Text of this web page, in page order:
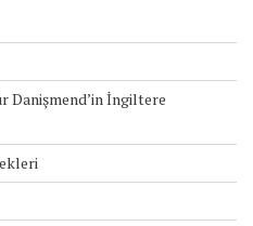
Danişmend’in İngiltere